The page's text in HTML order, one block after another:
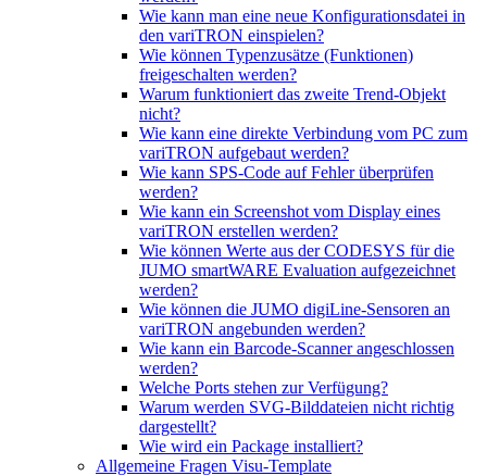
Wie kann man eine neue Konfigurationsdatei in
den variTRON einspielen?
Wie können Typenzusätze (Funktionen)
freigeschalten werden?
Warum funktioniert das zweite Trend-Objekt
nicht?
Wie kann eine direkte Verbindung vom PC zum
variTRON aufgebaut werden?
Wie kann SPS-Code auf Fehler überprüfen
werden?
Wie kann ein Screenshot vom Display eines
variTRON erstellen werden?
Wie können Werte aus der CODESYS für die
JUMO smartWARE Evaluation aufgezeichnet
werden?
Wie können die JUMO digiLine-Sensoren an
variTRON angebunden werden?
Wie kann ein Barcode-Scanner angeschlossen
werden?
Welche Ports stehen zur Verfügung?
Warum werden SVG-Bilddateien nicht richtig
dargestellt?
Wie wird ein Package installiert?
Allgemeine Fragen Visu-Template